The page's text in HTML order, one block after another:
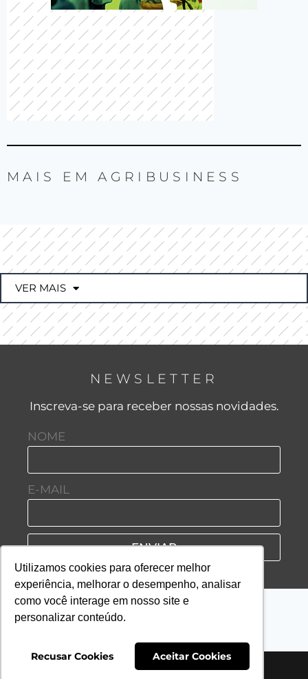
Utilizamos cookies para oferecer melhor
experiência, melhorar o desempenho, analisar
como você interage em nosso site e
personalizar conteúdo.
Recusar Cookies Aceitar Cookies
MAIS EMAGRIBUSINESS
VER MAIS
NEWSLETTER
Inscreva-se para receber nossas novidades.
NOME
E-MAIL
ENVIAR